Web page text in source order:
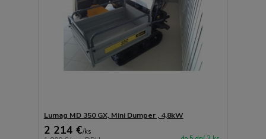
Lumag MD 350 GX, Mini Dumper , 4,8kW
2 214 €/ks